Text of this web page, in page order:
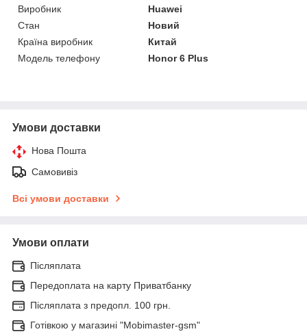
Виробник
Huawei
Стан
Новий
Країна виробник
Китай
Модель телефону
Honor 6 Plus
Умови доставки
Нова Пошта
Самовивіз
Всі умови доставки
Умови оплати
Післяплата
Передоплата на карту Приватбанку
Післяплата з предопл. 100 грн.
Готівкою у магазині "Mobimaster-gsm"